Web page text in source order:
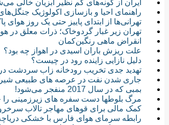
ایران از گونه‌های کم نظیر آبزیان خالی
راهنمای احیا و بازسازی اکولوژیک جنگل‌های
تهرانی‌ها از ابتدای پاییز حتی یک روز هوای
تهران زیر غبار گردوخاک؛ ذرات معلق در
انقراض ماهی رنگین‌کمان
علت ریزش باران اسیدی در اهواز چه بود؟
دلیل نازایی زاینده رود در چیست؟
تهدید جدی تخریب رودخانه زاب سردشت
جاری شدن نفت در عرصه های طبیعی
بمبی که در سال 2017 منفجر می‌شود!
مرگ بلوطها دست سفره های زیرزمینی را
کمک مالی برای قوهای مهاجر تالاب
رابطه سرمای هوای فارس با خشکی